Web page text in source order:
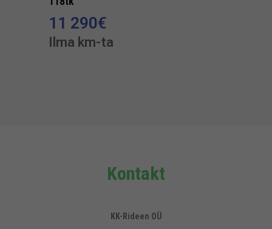
11 290€
Ilma km-ta
Kontakt
KK-Rideen OÜ